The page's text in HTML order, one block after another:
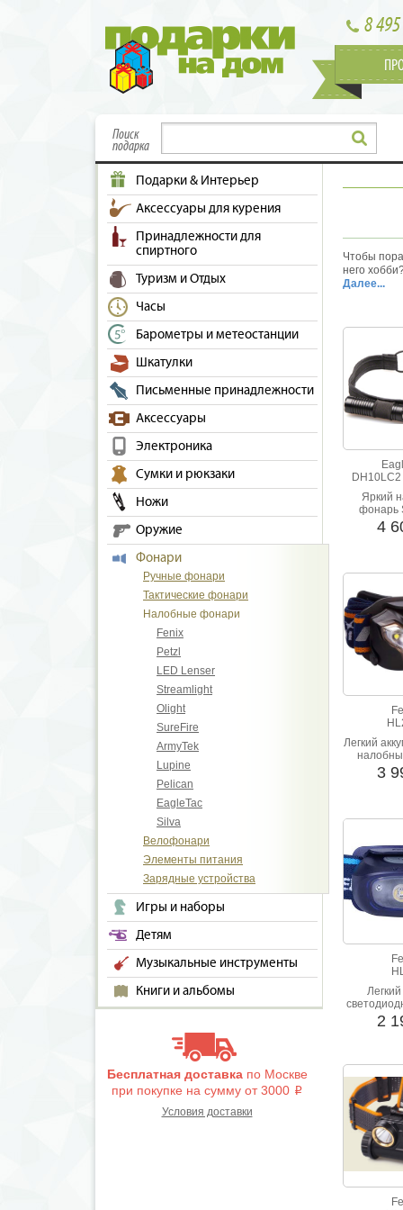
8 495
Поиск
подарка
Подарки & Интерьер
Аксессуары для курения
Принадлежности для
спиртного
Туризм и Отдых
Часы
Барометры и метеостанции
Шкатулки
Письменные принадлежности
Аксессуары
Электроника
Сумки и рюкзаки
Ножи
Оружие
Фонари
Ручные фонари
Тактические фонари
Налобные фонари
Fenix
Petzl
LED Lenser
Streamlight
Olight
SureFire
ArmyTek
Lupine
Pelican
EagleTac
Silva
Велофонари
Элементы питания
Зарядные устройства
Игры и наборы
Детям
Музыкальные инструменты
Книги и альбомы
Бесплатная доставкапо Москве
при покупке на сумму от 3000 i
Условия доставки
Чтобы
него
или нужно,
фонарей
различном
Помимо
Fenix из
Среди
всем
широкий
Далее...
Яркий
фонарь
широким
светом.
4
Легкий
3
от Феникс
от одной
2